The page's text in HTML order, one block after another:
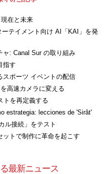
在と未来
テイメント向け AI「KAI」を発
ャ: Canal Sur の取り組み
指す
スポーツ イベントの配信
高速カメラに変える
トを再定義する
estrategia: lecciones de 'Sirât'
ル接続」をテスト
ットで制作に革命を起こす
最新ニュース